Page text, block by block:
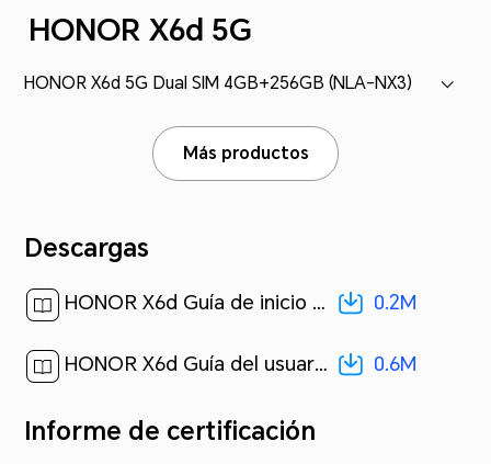
HONOR X6d 5G
HONOR X6d 5G Dual SIM 4GB+256GB (NLA-NX3)
Más productos
Descargas
HONOR X6d Guía de inicio rápido-(MagicOS10.0_01,NLA-NX3,es-us)[ 0.2M ] 0.2M
HONOR X6d Guía del usuario-(MagicOS 10_01,es-us)[ 0.6M ] 0.6M
Informe de certificación